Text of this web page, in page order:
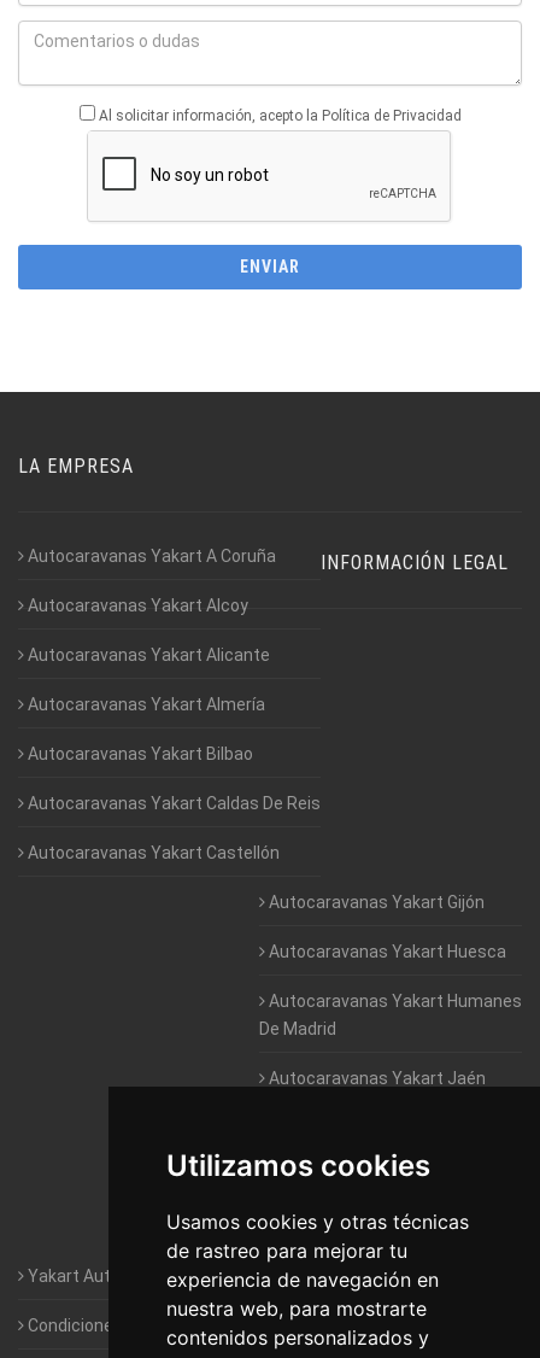
Utilizamos cookies
Usamos cookies y otras técnicas
de rastreo para mejorar tu
experiencia de navegación en
nuestra web, para mostrarte
contenidos personalizados y
Al solicitar información, acepto la Política de Privacidad
LA EMPRESA
Autocaravanas Yakart A Coruña
Autocaravanas Yakart Alcoy
Autocaravanas Yakart Alicante
Autocaravanas Yakart Almería
Autocaravanas Yakart Bilbao
Autocaravanas Yakart Caldas De Reis
Autocaravanas Yakart Castellón
Autocaravanas Yakart Gijón
Autocaravanas Yakart Huesca
Autocaravanas Yakart Humanes
De Madrid
Autocaravanas Yakart Jaén
Autocaravanas Yakart Valencia
Autocaravanas Yakart Vitoria
INFORMACIÓN LEGAL
Yakart Autocaravanas · La empresa
Condiciones de Alquiler de Yakart